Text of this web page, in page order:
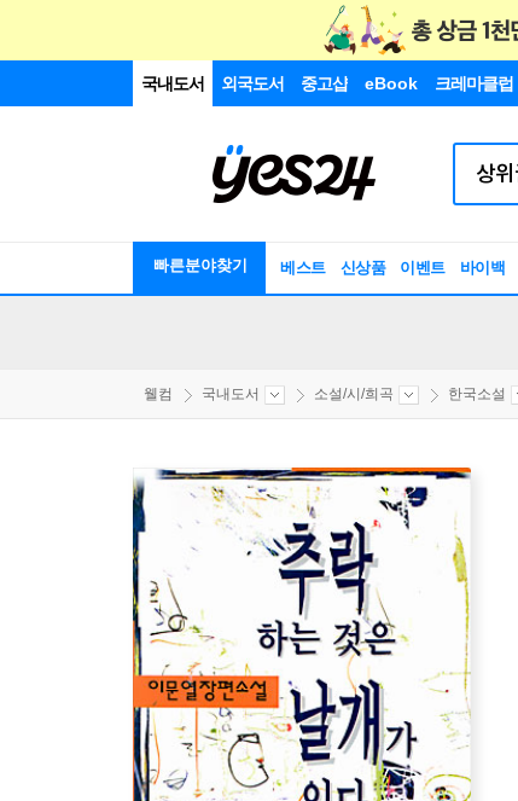
국내도서 외국도서 중고샵 eBook 크레마클럽
빠른분야찾기 베스트 신상품 이벤트 바이백
웰컴 국내도서 소설/시/희곡 한국소설